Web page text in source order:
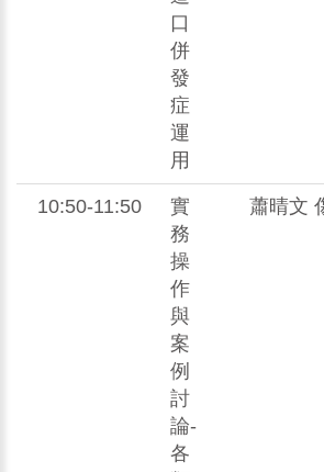
口
併
發
症
運
用
10:50-11:50
實
務
操
作
與
案
例
討
論-
各
蕭晴文